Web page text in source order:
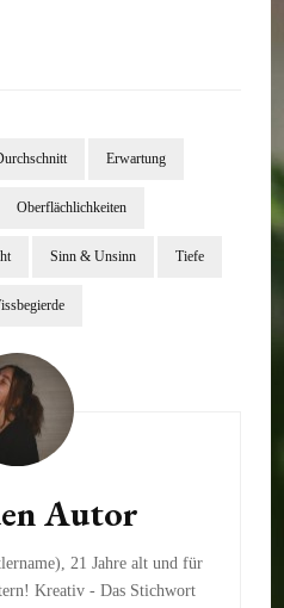
Erwartung
Oberflächlichkeiten
Sinn & Unsinn Tiefe
Autor
21 Jahre alt und für
Kreativ - Das Stichwort